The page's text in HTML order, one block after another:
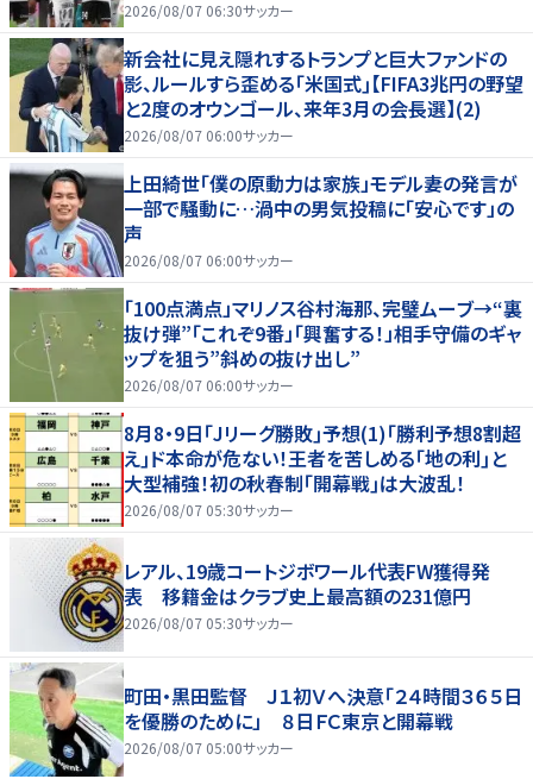
(2)
2026/08/07 06:30サッカー
新会社に見え隠れするトランプと巨大ファンドの
影、ルールすら歪める｢米国式｣【FIFA3兆円の野望
と2度のオウンゴール、来年3月の会長選】(2)
2026/08/07 06:00サッカー
上田綺世「僕の原動力は家族」モデル妻の発言が
一部で騒動に…渦中の男気投稿に「安心です」の
声
2026/08/07 06:00サッカー
「100点満点」マリノス谷村海那、完璧ムーブ→“裏
抜け弾”「これぞ9番」「興奮する！」相手守備のギャ
ップを狙う”斜めの抜け出し”
2026/08/07 06:00サッカー
8月8・9日｢Jリーグ勝敗｣予想(1)｢勝利予想8割超
え｣ド本命が危ない！王者を苦しめる｢地の利｣と
大型補強！初の秋春制｢開幕戦｣は大波乱！
2026/08/07 05:30サッカー
レアル、19歳コートジボワール代表FW獲得発
表 移籍金はクラブ史上最高額の231億円
2026/08/07 05:30サッカー
町田・黒田監督 Ｊ１初Ｖへ決意「２４時間３６５日
を優勝のために」 ８日ＦＣ東京と開幕戦
2026/08/07 05:00サッカー